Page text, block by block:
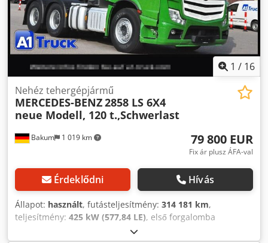
1 / 16
Bakum 1 019 km
Nehéz tehergépjármű
MERCEDES-BENZ2858 LS 6X4
neue Modell, 120 t.,Schwerlast
79 800 EUR
Fix ár plusz ÁFA-val
Érdeklődni Hívás
Állapot: használt, futásteljesítmény: 314 181 km,
teljesítmény: 425 kW (577,84 LE), első forgalomba
, üzemanyagtípus: